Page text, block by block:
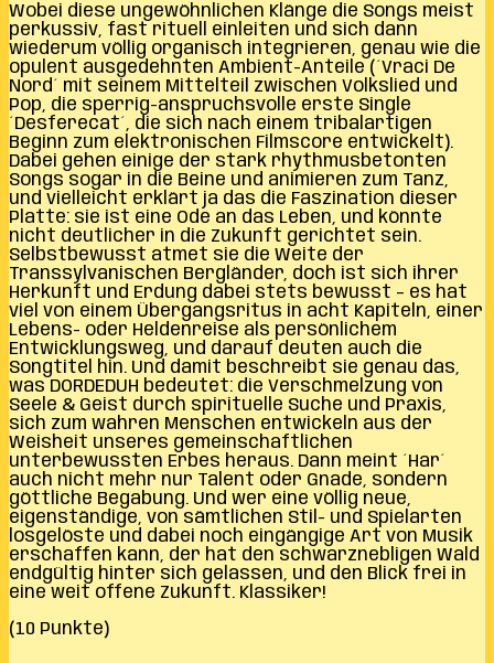
Wobei diese ungewöhnlichen Klänge die Songs meist
perkussiv, fast rituell einleiten und sich dann
wiederum völlig organisch integrieren, genau wie die
opulent ausgedehnten Ambient-Anteile (´Vraci De
Nord´ mit seinem Mittelteil zwischen Volkslied und
Pop, die sperrig-anspruchsvolle erste Single
´Desferecat´, die sich nach einem tribalartigen
Beginn zum elektronischen Filmscore entwickelt).
Dabei gehen einige der stark rhythmusbetonten
Songs sogar in die Beine und animieren zum Tanz,
und vielleicht erklärt ja das die Faszination dieser
Platte: sie ist eine Ode an das Leben, und könnte
nicht deutlicher in die Zukunft gerichtet sein.
Selbstbewusst atmet sie die Weite der
Transsylvanischen Bergländer, doch ist sich ihrer
Herkunft und Erdung dabei stets bewusst – es hat
viel von einem Übergangsritus in acht Kapiteln, einer
Lebens- oder Heldenreise als persönlichem
Entwicklungsweg, und darauf deuten auch die
Songtitel hin. Und damit beschreibt sie genau das,
was DORDEDUH bedeutet: die Verschmelzung von
Seele & Geist durch spirituelle Suche und Praxis,
sich zum wahren Menschen entwickeln aus der
Weisheit unseres gemeinschaftlichen
unterbewussten Erbes heraus. Dann meint ´Har´
auch nicht mehr nur Talent oder Gnade, sondern
göttliche Begabung. Und wer eine völlig neue,
eigenständige, von sämtlichen Stil- und Spielarten
losgelöste und dabei noch eingängige Art von Musik
erschaffen kann, der hat den schwarznebligen Wald
endgültig hinter sich gelassen, und den Blick frei in
eine weit offene Zukunft. Klassiker!
(10 Punkte)